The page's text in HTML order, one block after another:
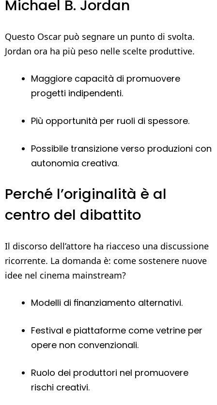
Michael B. Jordan
Questo Oscar può segnare un punto di svolta.
Jordan ora ha più peso nelle scelte produttive.
Maggiore capacità di promuovere
progetti indipendenti.
Più opportunità per ruoli di spessore.
Possibile transizione verso produzioni con
autonomia creativa.
Perché l’originalità è al
centro del dibattito
Il discorso dell’attore ha riacceso una discussione
ricorrente. La domanda è: come sostenere nuove
idee nel cinema mainstream?
Modelli di finanziamento alternativi.
Festival e piattaforme come vetrine per
opere non convenzionali.
Ruolo dei produttori nel promuovere
rischi creativi.